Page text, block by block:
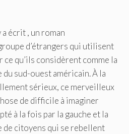
écrit , un roman
d’étrangers qui utilisent
qu’ils considèrent comme la
sud-ouest américain. À la
sérieux, ce merveilleux
de difficile à imaginer
à la fois par la gauche et la
citoyens qui se rebellent